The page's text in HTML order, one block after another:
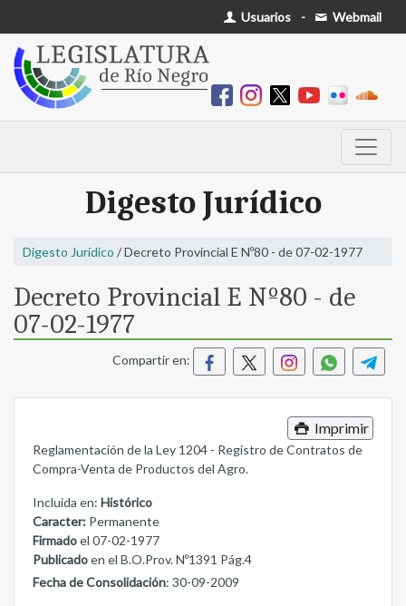
Usuarios - Webmail
Digesto Jurídico
Digesto Jurídico / Decreto Provincial E Nº80 - de 07-02-1977
Decreto Provincial E Nº80 - de
07-02-1977
Compartir en:
Imprimir
Reglamentación de la Ley 1204 - Registro de Contratos de
Compra-Venta de Productos del Agro.
Incluida en: Histórico
Caracter: Permanente
Firmadoel 07-02-1977
Publicadoen el B.O.Prov. Nº1391 Pág.4
Fecha de Consolidación: 30-09-2009